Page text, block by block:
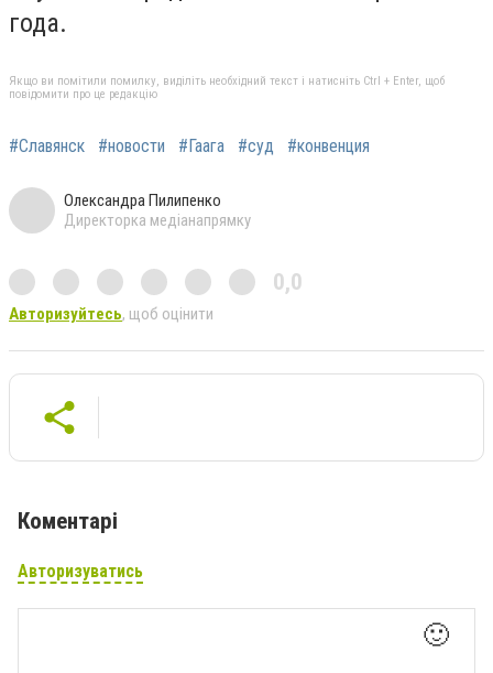
года.
Якщо ви помітили помилку, виділіть необхідний текст і натисніть Ctrl + Enter, щоб
повідомити про це редакцію
#Славянск #новости #Гаага #суд #конвенция
Олександра Пилипенко
Директорка медіанапрямку
0,0
Авторизуйтесь, щоб оцінити
Коментарі
Авторизуватись
🙂